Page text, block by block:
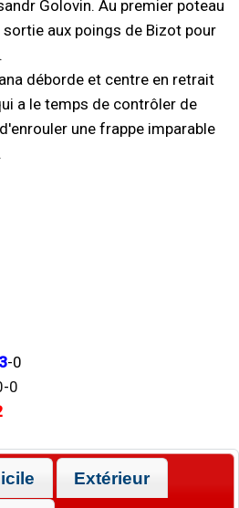
Golovin. Au premier poteau
sortie aux poings de Bizot pour
déborde et centre en retrait
a le temps de contrôler de
une frappe imparable
3-0
-0
Extérieur